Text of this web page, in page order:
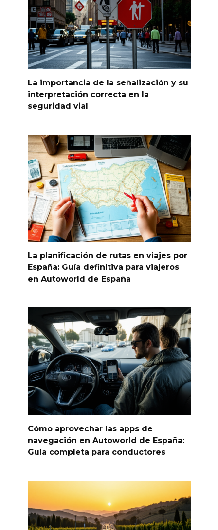
La importancia de la señalización y su
interpretación correcta en la
seguridad vial
La planificación de rutas en viajes por
España: Guía definitiva para viajeros
en Autoworld de España
Cómo aprovechar las apps de
navegación en Autoworld de España:
Guía completa para conductores